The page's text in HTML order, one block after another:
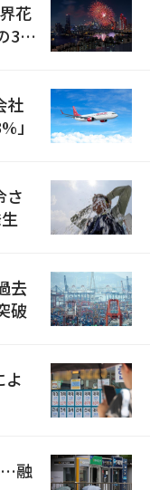
花
3カ
社
」
さ
去
破
よ
…融